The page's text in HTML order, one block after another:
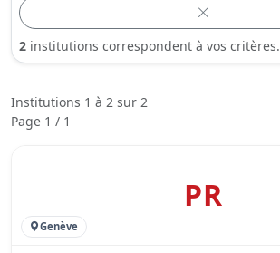
2 institutions correspondent à vos critères.
Institutions 1 à 2 sur 2
Page 1 / 1
PR
Genève